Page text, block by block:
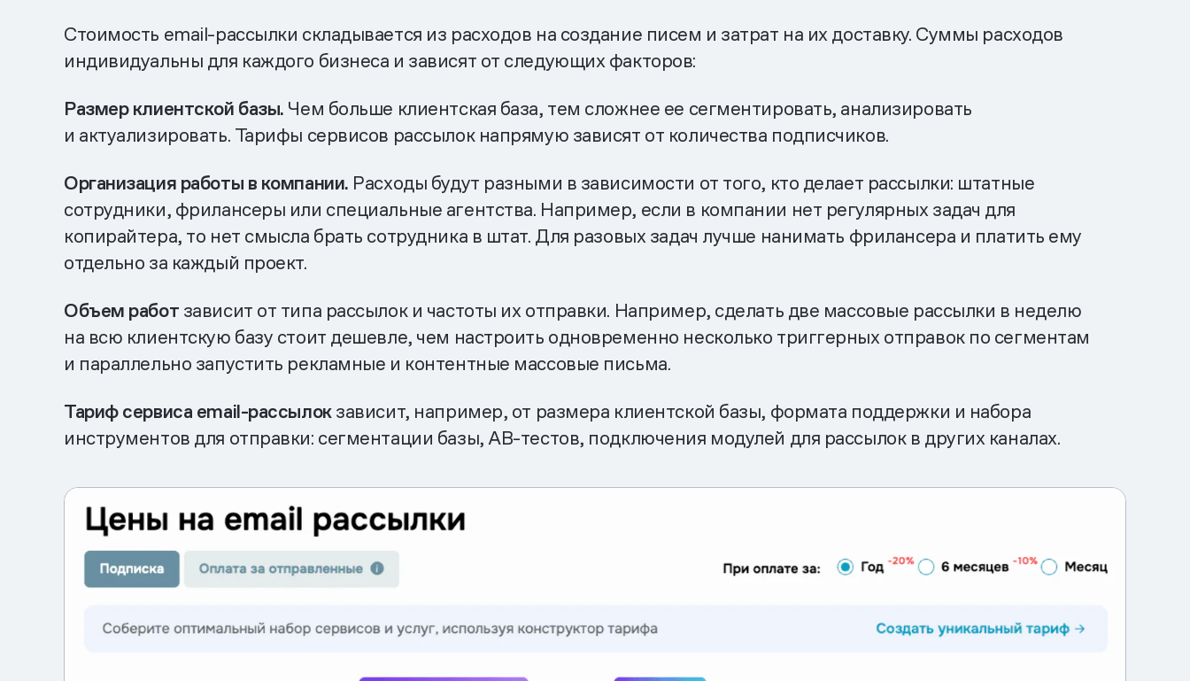
Стоимость email-рассылки складывается из расходов на создание писем и затрат на их доставку. Суммы расходов
индивидуальны для каждого бизнеса и зависят от следующих факторов:
Размер клиентской базы. Чем больше клиентская база, тем сложнее ее сегментировать, анализировать
и актуализировать. Тарифы сервисов рассылок напрямую зависят от количества подписчиков.
Организация работы в компании. Расходы будут разными в зависимости от того, кто делает рассылки: штатные
сотрудники, фрилансеры или специальные агентства. Например, если в компании нет регулярных задач для
копирайтера, то нет смысла брать сотрудника в штат. Для разовых задач лучше нанимать фрилансера и платить ему
отдельно за каждый проект.
Объем работ зависит от типа рассылок и частоты их отправки. Например, сделать две массовые рассылки в неделю
на всю клиентскую базу стоит дешевле, чем настроить одновременно несколько триггерных отправок по сегментам
и параллельно запустить рекламные и контентные массовые письма.
Тариф сервиса email-рассылокзависит, например, от размера клиентской базы, формата поддержки и набора
инструментов для отправки: сегментации базы, АВ-тестов, подключения модулей для рассылок в других каналах.